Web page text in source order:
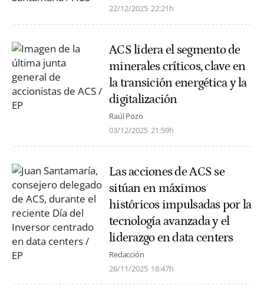
22/12/2025 22:21h
ACS lidera el segmento de
minerales críticos, clave en
la transición energética y la
digitalización
Raúl Pozo
03/12/2025 21:59h
Las acciones de ACS se
sitúan en máximos
históricos impulsadas por la
tecnología avanzada y el
liderazgo en data centers
Redacción
26/11/2025 18:47h